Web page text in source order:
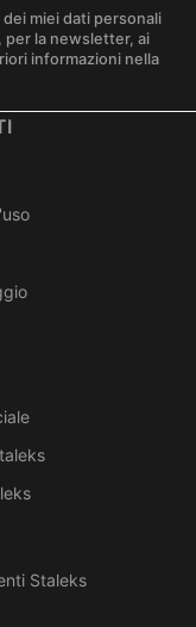
miei dati personali
per la newsletter, ai
informazioni nella
Staleks